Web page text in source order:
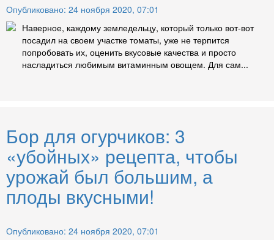
Опубликовано: 24 ноября 2020, 07:01
Наверное, каждому земледельцу, который только вот-вот
посадил на своем участке томаты, уже не терпится
попробовать их, оценить вкусовые качества и просто
насладиться любимым витаминным овощем. Для сам...
Бор для огурчиков: 3
«убойных» рецепта, чтобы
урожай был большим, а
плоды вкусными!
Опубликовано: 24 ноября 2020, 07:01